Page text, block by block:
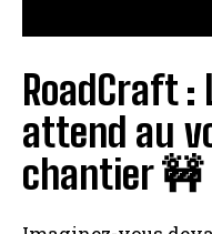
RoadCraft
attend au
chantier 🚧